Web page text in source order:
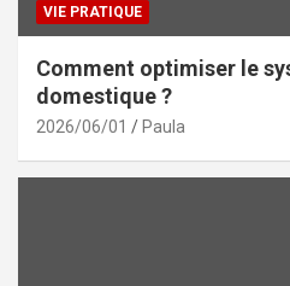
VIE PRATIQUE
Comment optimiser le
domestique ?
2026/06/01 Paula